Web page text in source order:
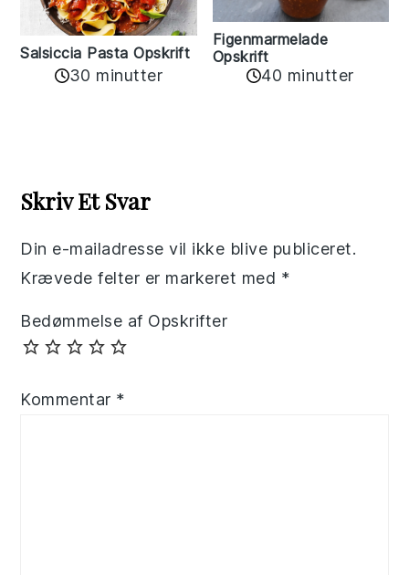
Salsiccia Pasta Opskrift
30 minutter
Figenmarmelade
Opskrift
40 minutter
Interactions
Skriv Et Svar
Din e-mailadresse vil ikke blive publiceret.
Krævede felter er markeret med *
Bedømmelse af Opskrifter
Kommentar *